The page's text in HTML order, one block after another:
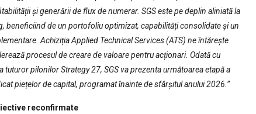
și generării de flux de numerar. SGS este pe deplin aliniată la
beneficiind de un portofoliu optimizat, capabilități consolidate și un
Achiziția Applied Technical Services (ATS) ne întărește
procesul de creare de valoare pentru acționari. Odată cu
pilonilor Strategy 27, SGS va prezenta următoarea etapă a
piețelor de capital, programat înainte de sfârșitul anului 2026.”
reconfirmate